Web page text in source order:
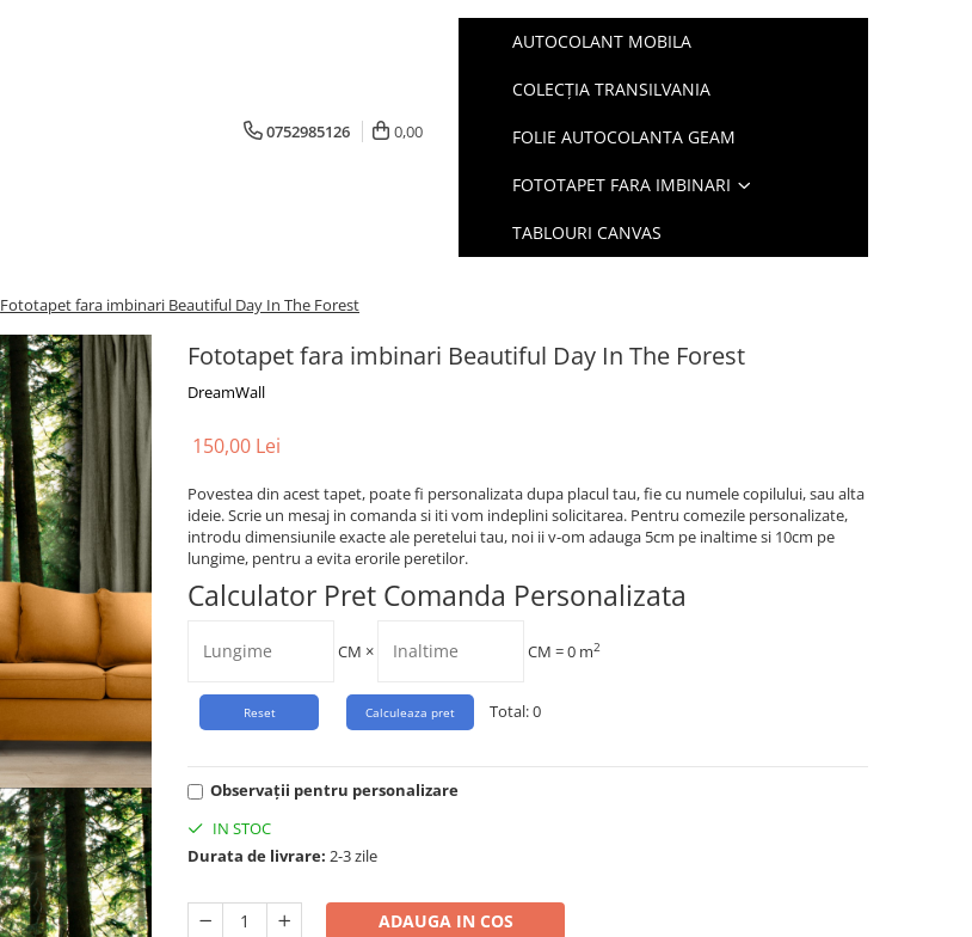
0752985126 0,00
AUTOCOLANT MOBILA
COLECȚIA TRANSILVANIA
FOLIE AUTOCOLANTA GEAM
FOTOTAPET FARA IMBINARI
TABLOURI CANVAS
Fototapet fara imbinari Beautiful Day In The Forest
Fototapet fara imbinari Beautiful Day In The Forest
DreamWall
150,00 Lei
Povestea din acest tapet, poate fi personalizata dupa placul tau, fie cu numele copilului, sau alta
ideie. Scrie un mesaj in comanda si iti vom indeplini solicitarea. Pentru comezile personalizate,
introdu dimensiunile exacte ale peretelui tau, noi ii v-om adauga 5cm pe inaltime si 10cm pe
lungime, pentru a evita erorile peretilor.
Calculator Pret Comanda Personalizata
CM × CM =0 m2
Total:0
Observații pentru personalizare
IN STOC
Durata de livrare: 2-3 zile
ADAUGA IN COS